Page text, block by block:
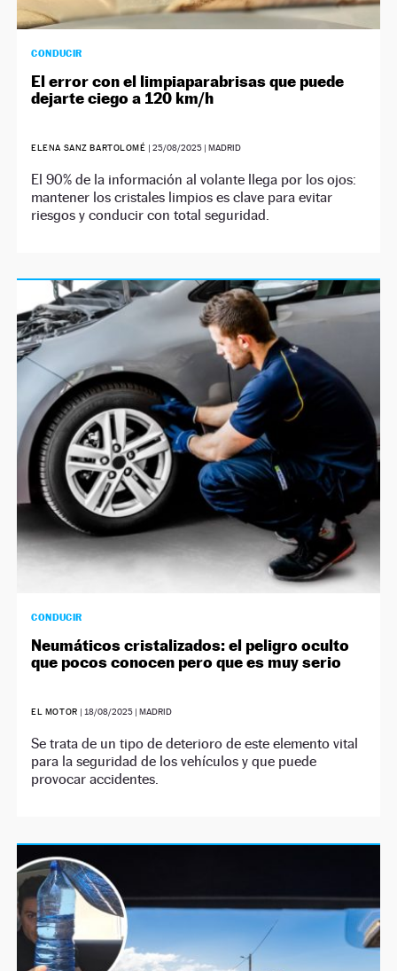
CONDUCIR
El error con el limpiaparabrisas que puede
dejarte ciego a 120 km/h
ELENA SANZ BARTOLOMÉ | 25/08/2025| MADRID
El 90% de la información al volante llega por los ojos:
mantener los cristales limpios es clave para evitar
riesgos y conducir con total seguridad.
CONDUCIR
Neumáticos cristalizados: el peligro oculto
que pocos conocen pero que es muy serio
EL MOTOR | 18/08/2025| MADRID
Se trata de un tipo de deterioro de este elemento vital
para la seguridad de los vehículos y que puede
provocar accidentes.